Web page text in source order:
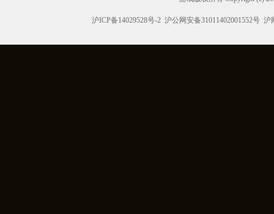
沪ICP备14029528号-2 沪公网安备31011402001552号 沪